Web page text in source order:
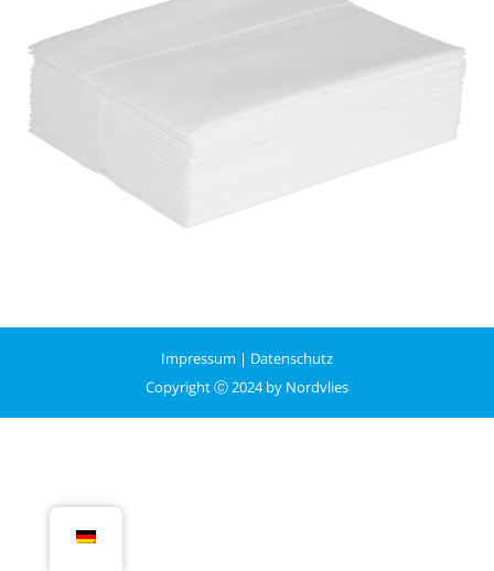
Impressum | Datenschutz
Copyright Ⓒ 2024 by Nordvlies